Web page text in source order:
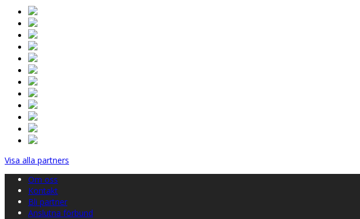
Visa alla partners
Om oss
Kontakt
Bli partner
Anslutna förbund